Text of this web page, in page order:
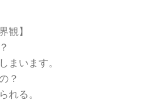
観】
まいます。
？
れる。